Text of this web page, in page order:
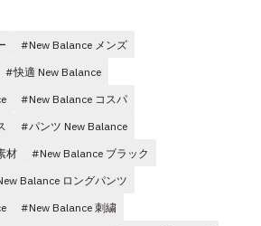
#New Balance メンズ
#快適 New Balance
#New Balance コスパ
#パンツ New Balance
材
#New Balance ブラック
Balance ロングパンツ
#New Balance 刺繍